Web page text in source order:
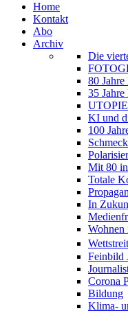
Home
Kontakt
Abo
Archiv
Die
80
35
KI und
100
Mit 80
Totale
In
Wohnen
Feinbild
Corona
Bildung
Klima-